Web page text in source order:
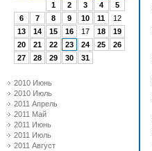
1
2 3 4
5
6
7 8 9 10 11
12
13
14 15 16 17 18
19
20
21 22 23 24 25
26
27
28 29 30 31
2010 Июнь
2010 Июль
2011 Апрель
2011 Май
2011 Июнь
2011 Июль
2011 Август